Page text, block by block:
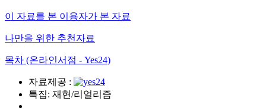
이 자료를 본 이용자가 본 자료
나만을 위한 추천자료
목차 (온라인서점 - Yes24)
자료제공 :
특집: 재현/리얼리즘